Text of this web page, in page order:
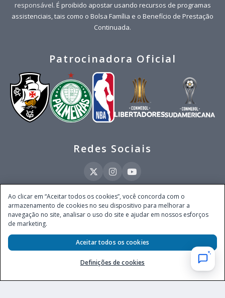
responsável. É proibido apostar usando recursos de programas
assistenciais, tais como o Bolsa Família e o Benefício de Prestação
Continuada.
Patrocinadora Oficial
Redes Sociais
Este site é operado pela Ventmear Brasil LTDA (CNPJ 52.868.380/0001-84), com
endereço na Avenida Brigadeiro Faria Lima, nº 4.055, 3º andar, Itaim Bibi, no
Município de São Paulo, Estado de São Paulo, CEP 04538-133, Brasil - empresa
autorizada a operar apostas de quota fixa em todo território nacional pela
Secretaria de Prêmios e Apostas do Ministério da Fazenda, conforme Portaria nº
247, de 07.02.2025, publicada no DOU em 11.2.2025.
Ao clicar em “Aceitar todos os cookies”, você concorda com o
armazenamento de cookies no seu dispositivo para melhorar a
navegação no site, analisar o uso do site e ajudar em nossos esforços
de marketing.
Definições de cookies
Aceitar todos os cookies